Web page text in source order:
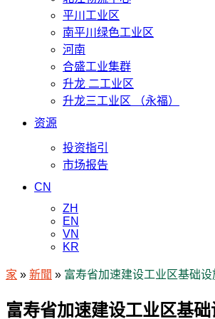
平川工业区
南平川绿色工业区
河南
合盛工业集群
升龙 二工业区
升龙三工业区 （永福）
资源
投资指引
市场报告
CN
ZH
EN
VN
KR
家 » 新聞 » 富寿省加速建设工业区基础
富寿省加速建设工业区基